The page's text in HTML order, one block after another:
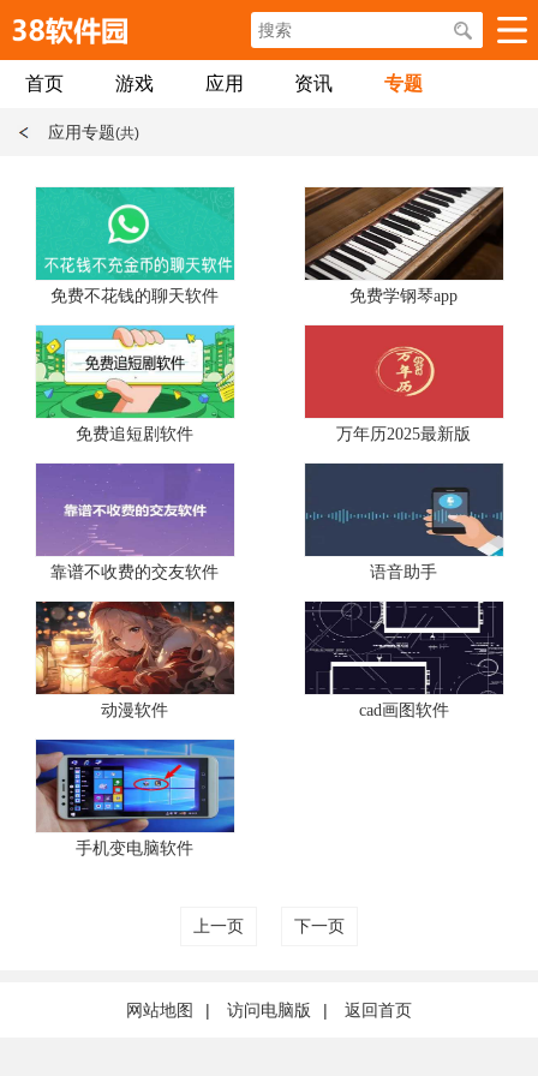
首页 游戏 应用 资讯 专题
应用专题(共)
免费不花钱的聊天软件 免费学钢琴app
免费追短剧软件 万年历2025最新版
靠谱不收费的交友软件 语音助手
动漫软件 cad画图软件
手机变电脑软件
上一页 下一页
网站地图 | 访问电脑版 | 返回首页